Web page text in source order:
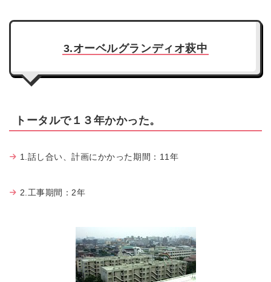
3.オーベルグランディオ萩中
トータルで１３年かかった。
1.話し合い、計画にかかった期間：11年
2.工事期間：2年